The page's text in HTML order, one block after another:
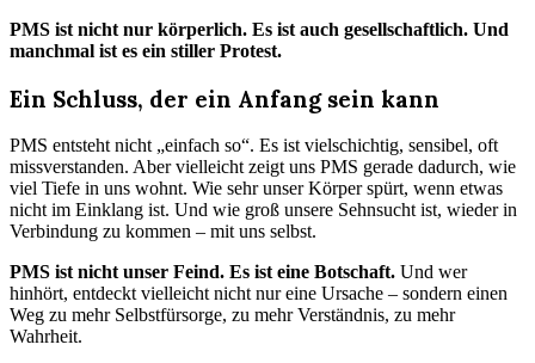
PMS ist nicht nur körperlich. Es ist auch gesellschaftlich. Und
manchmal ist es ein stiller Protest.
Ein Schluss, der ein Anfang sein kann
PMS entsteht nicht „einfach so“. Es ist vielschichtig, sensibel, oft
missverstanden. Aber vielleicht zeigt uns PMS gerade dadurch, wie
viel Tiefe in uns wohnt. Wie sehr unser Körper spürt, wenn etwas
nicht im Einklang ist. Und wie groß unsere Sehnsucht ist, wieder in
Verbindung zu kommen – mit uns selbst.
PMS ist nicht unser Feind. Es ist eine Botschaft. Und wer
hinhört, entdeckt vielleicht nicht nur eine Ursache – sondern einen
Weg zu mehr Selbstfürsorge, zu mehr Verständnis, zu mehr
Wahrheit.